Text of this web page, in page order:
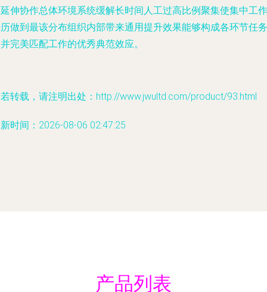
伸协作总体环境系统缓解长时间人工过高比例聚集使集中工作
做到最该分布组织内部带来通用提升效果能够构成各环节任务
完美匹配工作的优秀典范效应。
转载，请注明出处：http://www.jwultd.com/product/93.html
时间：2026-08-06 02:47:25
产品列表